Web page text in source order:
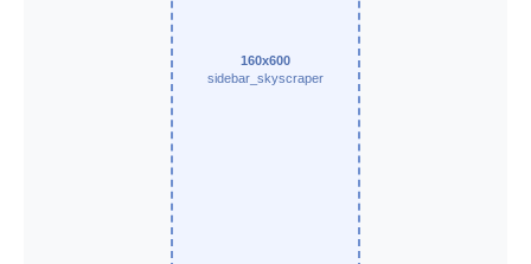
160x600
sidebar_skyscraper